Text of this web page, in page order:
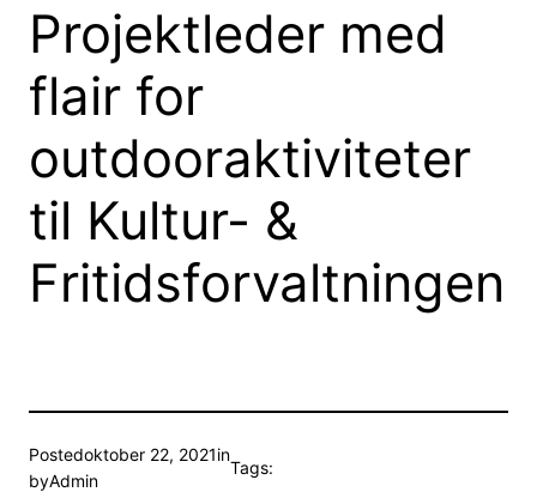
Projektleder med
flair for
outdooraktiviteter
til Kultur- &
Fritidsforvaltningen
Postedoktober 22, 2021in
byAdmin
Tags: